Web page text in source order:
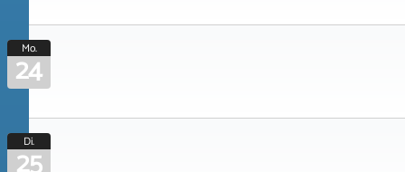
Mo.
24
Di.